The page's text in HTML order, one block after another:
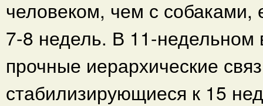
человеком, чем с собаками,
7-8 недель. В 11-
прочные иерархические
стабилизирующиеся к 15